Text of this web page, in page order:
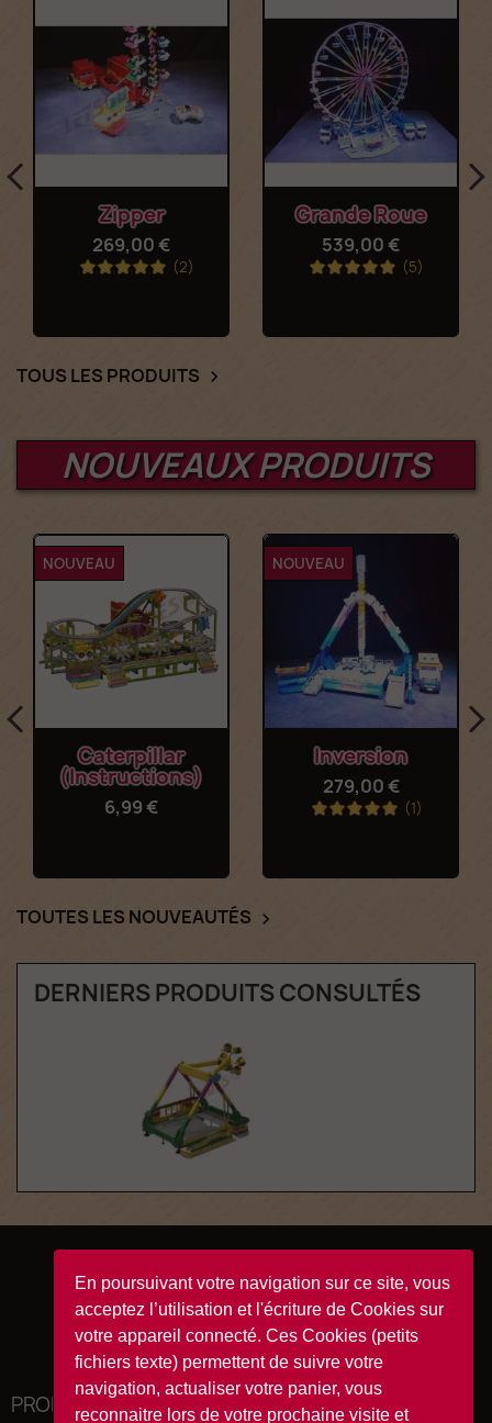
En poursuivant votre navigation sur ce site, vous
acceptez l’utilisation et l'écriture de Cookies sur
votre appareil connecté. Ces Cookies (petits
fichiers texte) permettent de suivre votre
navigation, actualiser votre panier, vous
reconnaitre lors de votre prochaine visite et
Zipper
269,00 €
(2)
Grande Roue
539,00 €
(5)
TOUS LES PRODUITS 
NOUVEAUX PRODUITS
Caterpillar
(Instructions)
6,99 €
NOUVEAU
Inversion
279,00 €
(1)
NOUVEAU
TOUTES LES NOUVEAUTÉS 
DERNIERS PRODUITS CONSULTÉS
FacebookYouTubeInstagram
TikTok
PRODUITS